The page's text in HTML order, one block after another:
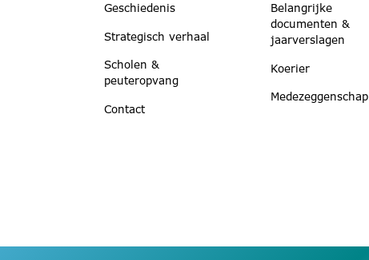
Geschiedenis
Strategisch verhaal
Scholen &
peuteropvang
Contact
Belangrijke
documenten &
jaarverslagen
Koerier
Medezeggenschap